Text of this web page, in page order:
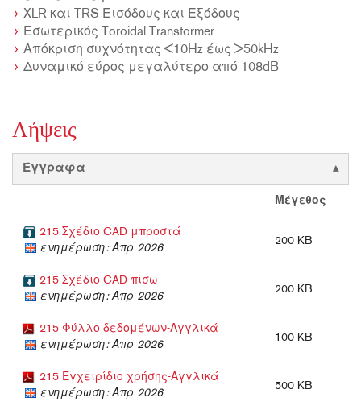
XLR και TRS Εισόδους και Εξόδους
Εσωτερικός Toroidal Transformer
Απόκριση συχνότητας <10Hz έως >50kHz
Δυναμικό εύρος μεγαλύτερο από 108dB
Λήψεις
Έγγραφα
Μέγεθος
215 Σχέδιο CAD μπροστά
ενημέρωση: Απρ 2026
200 KB
215 Σχέδιο CAD πίσω
ενημέρωση: Απρ 2026
200 KB
215 Φύλλο δεδομένων-Αγγλικά
ενημέρωση: Απρ 2026
100 KB
215 Εγχειρίδιο χρήσης-Αγγλικά
ενημέρωση: Απρ 2026
500 KB